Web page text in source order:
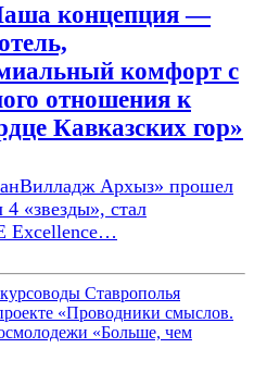
концепция —
комфорт с
отношения к
Кавказских гор»
Архыз» прошел
«звезды», стал
Excellence…